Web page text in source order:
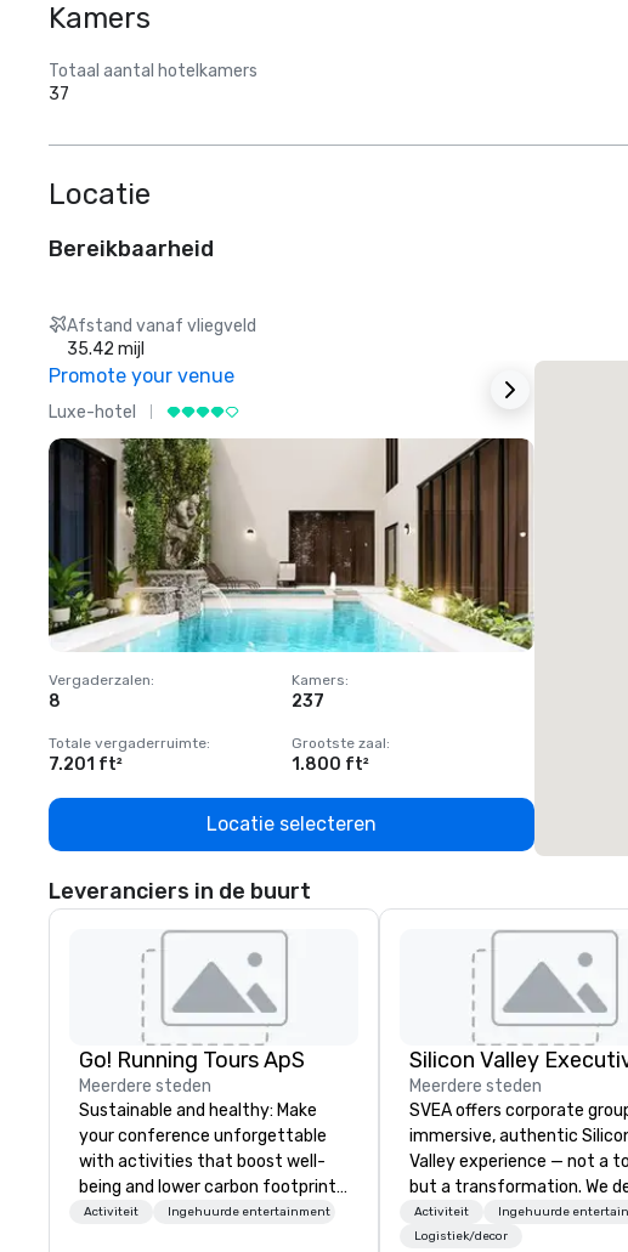
Kamers
Totaal aantal hotelkamers
37
Locatie
Bereikbaarheid
Afstand vanaf vliegveld
35.42 mijl
Promote your venue
Luxe-hotel
Vergaderzalen:
8
Kamers:
237
Totale vergaderruimte:
7.201 ft²
Grootste zaal:
1.800 ft²
Locatie selecteren
Leveranciers in de buurt
Go! Running Tours ApS
Meerdere steden
Sustainable and healthy: Make
your conference unforgettable
with activities that boost well-
being and lower carbon footprints.
Explore the world on the run with
Activiteit Ingehuurde entertainment
Meerdere steden
SVEA offers corporate
immersive, authentic
Valley experience — not a
but a transformation. We
and facilitate custom
innovation tours, learning
Activiteit
Ingehuurde
Logistiek/decor